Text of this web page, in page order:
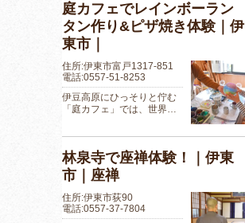
庭カフェでレインボーラン
タン作り&ピザ焼き体験｜伊
東市｜
住所:伊東市富戸1317-851
電話:0557-51-8253
伊豆高原にひっそりと佇む
「庭カフェ」では、世界…
林泉寺で座禅体験！｜伊東
市｜座禅
住所:伊東市荻90
電話:0557-37-7804